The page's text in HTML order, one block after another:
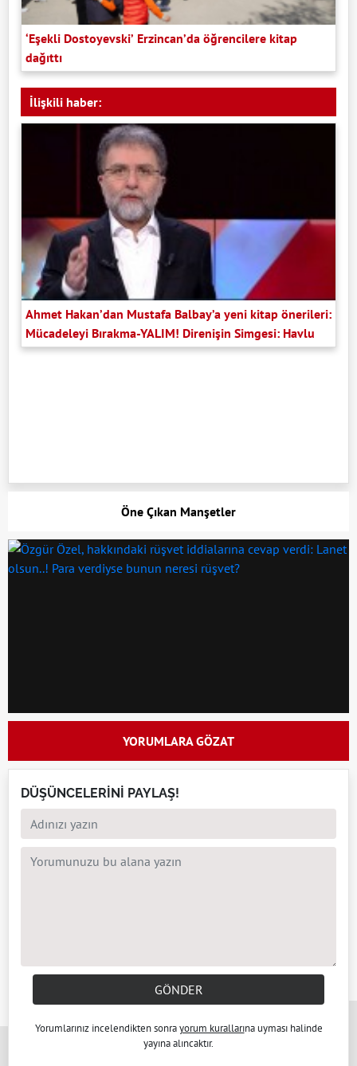
‘Eşekli Dostoyevski’ Erzincan’da öğrencilere kitap
dağıttı
İlişkili haber:
Ahmet Hakan’dan Mustafa Balbay’a yeni kitap önerileri:
Mücadeleyi Bırakma-YALIM! Direnişin Simgesi: Havlu
Öne Çıkan Manşetler
YORUMLARA GÖZAT
DÜŞÜNCELERİNİ PAYLAŞ!
GÖNDER
Yorumlarınız incelendikten sonrayorum kurallarına uyması halinde
yayına alıncaktır.